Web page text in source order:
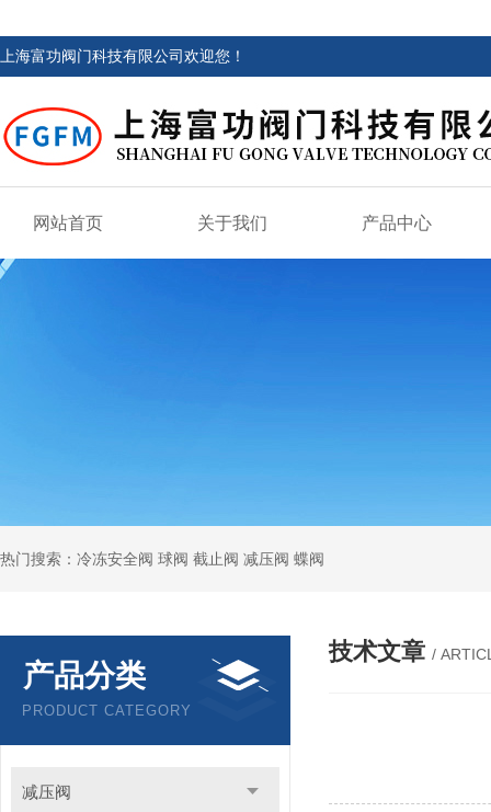
上海富功阀门科技有限公司欢迎您！
网站首页 关于我们 产品中心
热门搜索：冷冻安全阀 球阀 截止阀 减压阀 蝶阀
产品分类
PRODUCT CATEGORY
减压阀
技术文章 /